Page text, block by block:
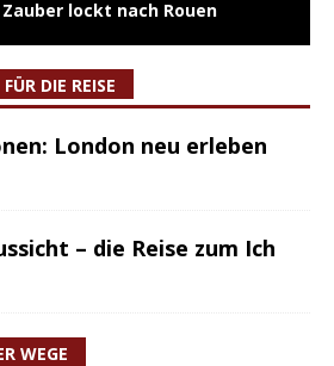
lockt nach Rouen
DIE REISE
London neu erleben
– die Reise zum Ich
WEGE